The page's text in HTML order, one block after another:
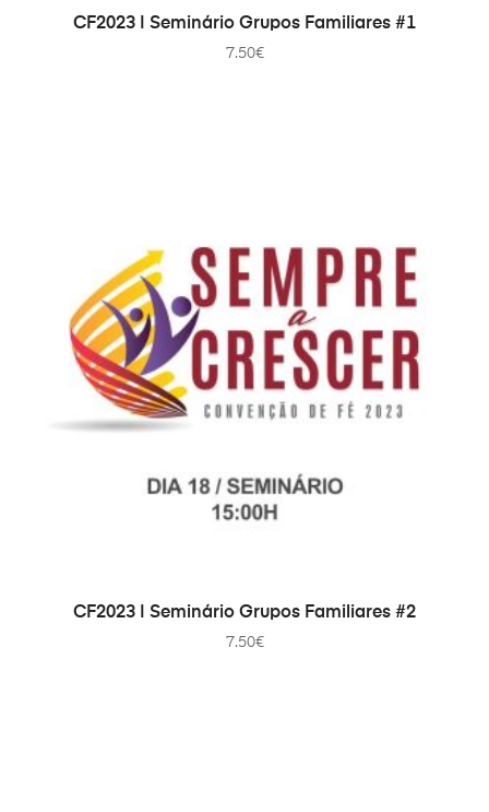
ДОДАТИ В КОШИК
CF2023 | Seminário Grupos Familiares #1
7.50€
ДОДАТИ В КОШИК
CF2023 | Seminário Grupos Familiares #2
7.50€